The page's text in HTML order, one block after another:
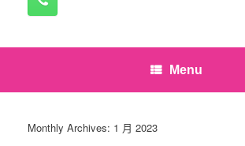
Menu
Monthly Archives: 1 月 2023